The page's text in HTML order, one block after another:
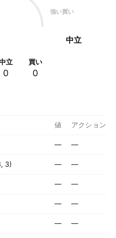
強い買い
中立
立
0
買い
0
値 アクション
— —
3) — —
— —
— —
— —